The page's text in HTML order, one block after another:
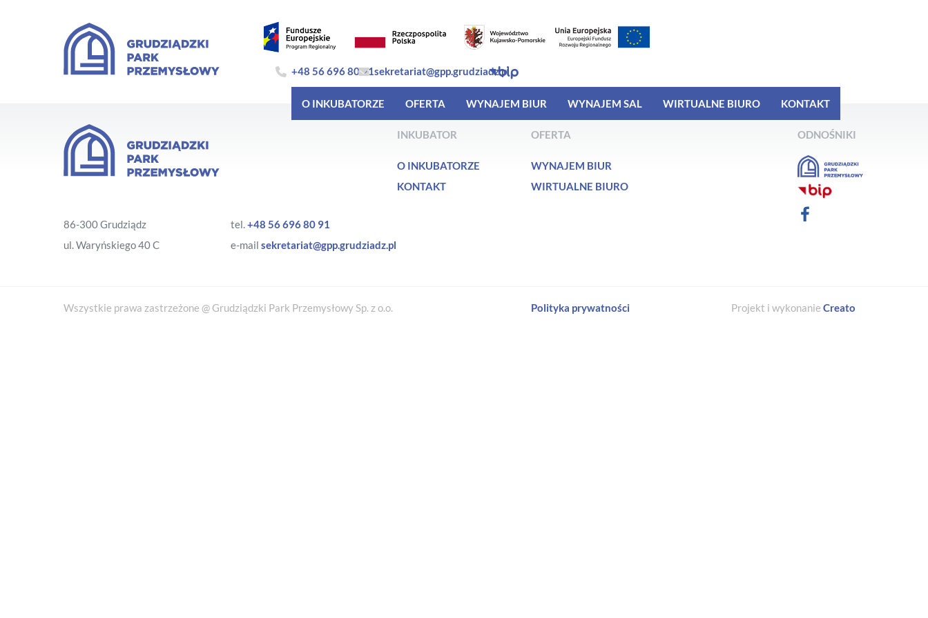
+48 56 696 80 91sekretariat@gpp.grudziadz.pl
O INKUBATORZE OFERTA WYNAJEM BIUR WYNAJEM SAL WIRTUALNE BIURO KONTAKT
86-300 Grudziądz
ul. Waryńskiego 40 C
tel.+48 56 696 80 91
e-mail sekretariat@gpp.grudziadz.pl
INKUBATOR
O INKUBATORZE
KONTAKT
OFERTA
WYNAJEM BIUR
WIRTUALNE BIURO
ODNOŚNIKI
Wszystkie prawa zastrzeżone @ Grudziądzki Park Przemysłowy Sp. z o.o. Polityka prywatności Projekt i wykonanie Creato